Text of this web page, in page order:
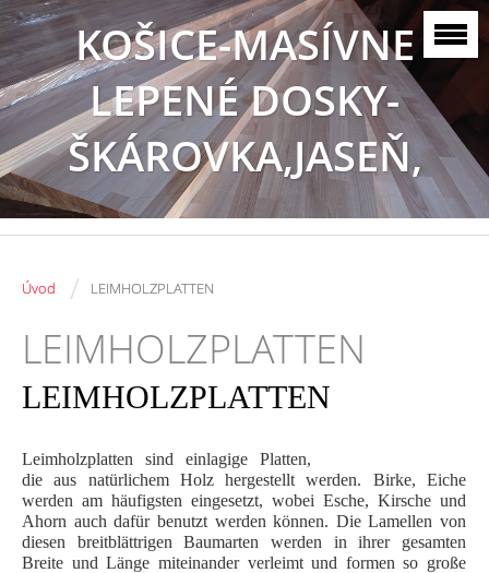
KOŠICE-MASÍVNE
LEPENÉ DOSKY-
ŠKÁROVKA,JASEŇ,
BUK, DUB
Úvod / LEIMHOLZPLATTEN
LEIMHOLZPLATTEN
LEIMHOLZPLATTEN
Leimholzplatten sind einlagige Platten,
die aus natürlichem Holz hergestellt werden. Birke, Eiche
werden am häufigsten eingesetzt, wobei Esche, Kirsche und
Ahorn auch dafür benutzt werden können. Die Lamellen von
diesen breitblättrigen Baumarten werden in ihrer gesamten
Breite und Länge miteinander verleimt und formen so große